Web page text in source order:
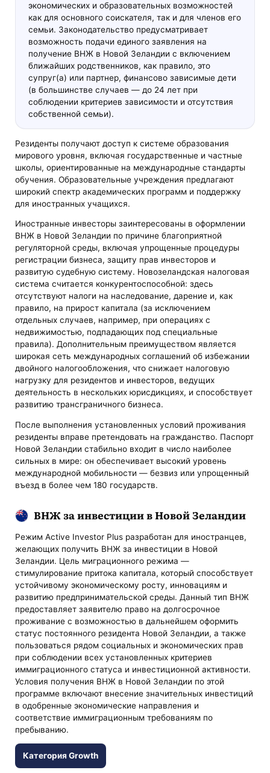
экономических и образовательных возможностей
как для основного соискателя, так и для членов его
семьи. Законодательство предусматривает
возможность подачи единого заявления на
получение ВНЖ в Новой Зеландии с включением
ближайших родственников, как правило, это
супруг(а) или партнер, финансово зависимые дети
(в большинстве случаев — до 24 лет при
соблюдении критериев зависимости и отсутствия
собственной семьи).
Резиденты получают доступ к системе образования
мирового уровня, включая государственные и частные
школы, ориентированные на международные стандарты
обучения. Образовательные учреждения предлагают
широкий спектр академических программ и поддержку
для иностранных учащихся.
Иностранные инвесторы заинтересованы в оформлении
ВНЖ в Новой Зеландии по причине благоприятной
регуляторной среды, включая упрощенные процедуры
регистрации бизнеса, защиту прав инвесторов и
развитую судебную систему. Новозеландская налоговая
система считается конкурентоспособной: здесь
отсутствуют налоги на наследование, дарение и, как
правило, на прирост капитала (за исключением
отдельных случаев, например, при операциях с
недвижимостью, подпадающих под специальные
правила). Дополнительным преимуществом является
широкая сеть международных соглашений об избежании
двойного налогообложения, что снижает налоговую
нагрузку для резидентов и инвесторов, ведущих
деятельность в нескольких юрисдикциях, и способствует
развитию трансграничного бизнеса.
После выполнения установленных условий проживания
резиденты вправе претендовать на гражданство. Паспорт
Новой Зеландии стабильно входит в число наиболее
сильных в мире: он обеспечивает высокий уровень
международной мобильности — безвиз или упрощенный
въезд в более чем 180 государств.
ВНЖ за инвестиции в Новой Зеландии
Режим Active Investor Plus разработан для иностранцев,
желающих получить ВНЖ за инвестиции в Новой
Зеландии. Цель миграционного режима —
стимулирование притока капитала, который способствует
устойчивому экономическому росту, инновациям и
развитию предпринимательской среды. Данный тип ВНЖ
предоставляет заявителю право на долгосрочное
проживание с возможностью в дальнейшем оформить
статус постоянного резидента Новой Зеландии, а также
пользоваться рядом социальных и экономических прав
при соблюдении всех установленных критериев
иммиграционного статуса и инвестиционной активности.
Условия получения ВНЖ в Новой Зеландии по этой
программе включают внесение значительных инвестиций
в одобренные экономические направления и
соответствие иммиграционным требованиям по
пребыванию.
Категория Growth